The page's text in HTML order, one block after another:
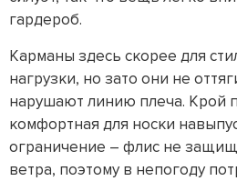
гардероб.
Карманы здесь скорее для
нагрузки, но зато они не
нарушают линию плеча. Крой
комфортная для носки
ограничение – флис не
ветра, поэтому в непогоду